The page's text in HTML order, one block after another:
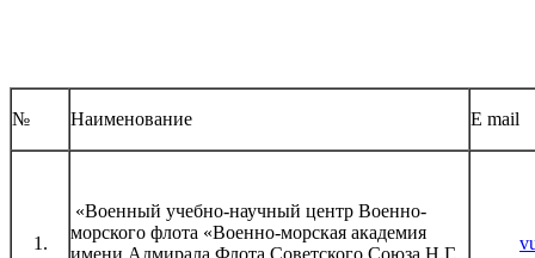
№ Наименование E mail
1.
«Военный учебно-научный центр Военно-
морского флота «Военно-морская академия
имени Адмирала Флота Советского Союза Н.Г.